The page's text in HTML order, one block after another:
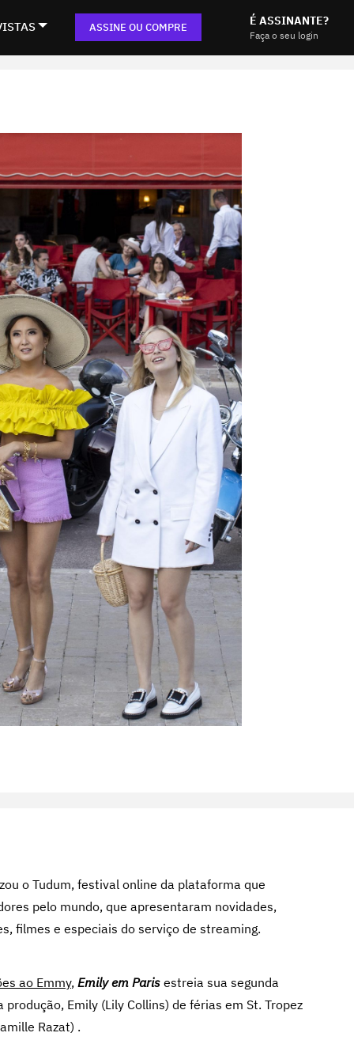
ASSINE OU COMPRE É ASSINANTE?
Faça o seu login
o Tudum, festival online da plataforma que
pelo mundo, que apresentaram novidades,
filmes e especiais do serviço de streaming.
ao Emmy, Emily em Paris estreia sua segunda
Emily (Lily Collins) de férias em St. Tropez
Razat) .